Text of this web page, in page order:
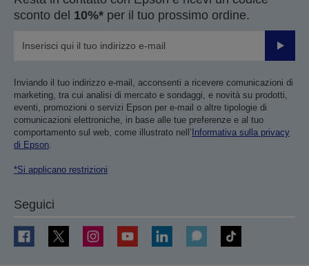
sconto del 10%* per il tuo prossimo ordine.
Invia
Inviando il tuo indirizzo e-mail, acconsenti a ricevere comunicazioni di
marketing, tra cui analisi di mercato e sondaggi, e novità su prodotti,
eventi, promozioni o servizi Epson per e-mail o altre tipologie di
comunicazioni elettroniche, in base alle tue preferenze e al tuo
comportamento sul web, come illustrato nell’ Informativa sulla privacy
di Epson.
*Si applicano restrizioni
Seguici